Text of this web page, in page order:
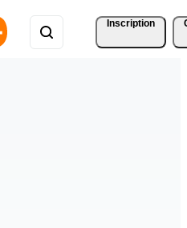
Inscription